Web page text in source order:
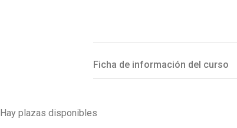
Ficha de información del curso
Hay plazas disponibles